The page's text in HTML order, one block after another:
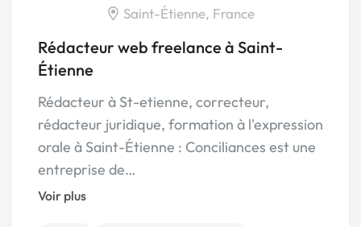
Saint-Étienne, France
Rédacteur web freelance à Saint-
Étienne
Rédacteur à St-etienne, correcteur,
rédacteur juridique, formation à l'expression
orale à Saint-Étienne : Conciliances est une
entreprise de…
Voir plus